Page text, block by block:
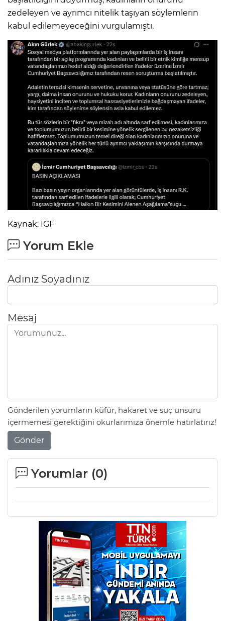
zedeleyen ve ayrımcı nitelik taşıyan söylemlerin
kabul edilemeyeceğini vurgulamıştı.
Kaynak: IGF
Yorum Ekle
Adınız Soyadınız
Mesaj
Gönderilen yorumların küfür, hakaret ve suç unsuru
içermemesi gerektiğini okurlarımıza önemle hatırlatırız!
Gönder
Yorumlar (0)